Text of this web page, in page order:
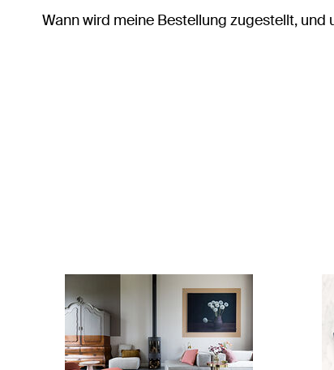
Wann wird meine Bestellung zugestellt, und